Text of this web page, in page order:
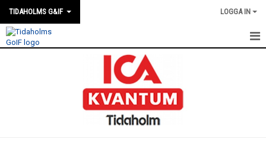
TIDAHOLMS G&IF LOGGA IN